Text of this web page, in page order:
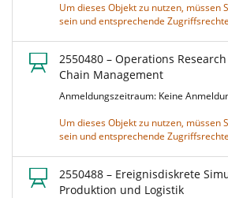
Um dieses Objekt zu nutzen, müssen
sein und entsprechende
2550480 – Operations
Chain Management
Anmeldungszeitraum: Keine
Um dieses Objekt zu nutzen, müssen
sein und entsprechende
2550488 – Ereignisdiskrete
Produktion und Logistik